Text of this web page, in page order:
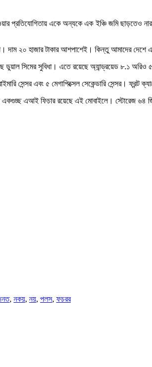
প্রতিযোগিতায় একে অন্যকে এক ইঞ্চি জমি ছাড়তেও
২০ হাজার টাকার আশপাশেই। কিন্তু আমাদের দেশে
সিমের সুবিধা। এতে রয়েছে অ্যান্ড্রয়েড ৮.১
সেন্সর এবং ৫ মেগাপিক্সেল সেকেন্ডারি সেন্সর। ফ্রন্ট
এআই ফিচার রয়েছে এই মোবাইলে। স্টোরেজ ৬৪
, নকয়, নয়, পলস, ফচরর